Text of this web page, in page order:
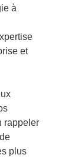
à
et
rappeler
de
plus